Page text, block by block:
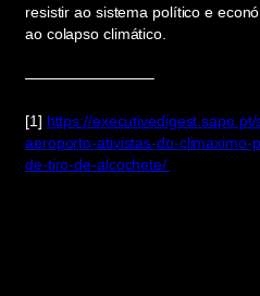
resistir ao sistema político e
ao colapso climático.
————————–
[1] https://
aeroporto-ativistas-do-climaximo-
de-tiro-de-alcochete/